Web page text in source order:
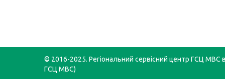
© 2016-2025. Регіональний сервісний центр ГСЦ МВС в
ГСЦ МВС)